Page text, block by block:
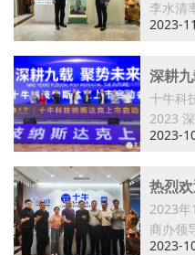
李水清
活
2023-
深耕
达克
十牛科
2023
2023-
热烈
一行
2023
商办领
2023-